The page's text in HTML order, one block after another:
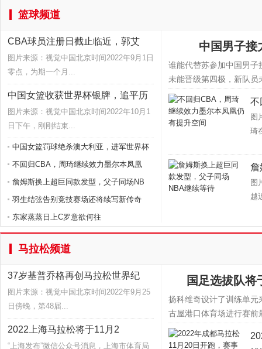
篮球频道
CBA球员注册日截止临近，郭艾
图片来源：视觉中国北京时间2022年9月1日
零点，为期一个月...
中国女篮收获世界杯银牌，追平历
图片来源：视觉中国北京时间2022年10月1
日下午，刚刚结束...
中国女篮罚球绝杀澳大利亚，进军世界杯
不回归CBA，周琦继续效力墨尔本凤凰
詹姆斯换上超巨同款发型，父子同场NB
羽生结弦告别竞技赛场还将续写新传奇
东家蒸蒸日上C罗意欲何往
中国男子接
谁能代替苏参加中国男
未能晋级第四极，新队
不
图
琦
詹
图
越
马拉松频道
37岁基普乔格再创马拉松世界纪
图片来源：视觉中国北京时间2022年9月25
日傍晚，第48届...
2022上海马拉松将于11月2
“上海发布”微信公众号消息，上海市体育局
国足选拔队将
扬科维奇设计了训练单
古屋港口体育场进行赛